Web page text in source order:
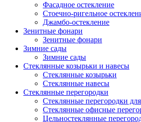
Фасадное остекление
Стоечно-ригельное
Джамбо-остекление
Зенитные фонари
Зенитные фонари
Зимние сады
Зимние сады
Стеклянные козырьки и навесы
Стеклянные козырьки
Стеклянные навесы
Стеклянные перегородки
Стеклянные перегородки
Стеклянные офисные
Цельностеклянные